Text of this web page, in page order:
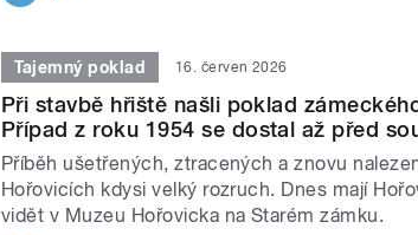
Tajemný poklad 16. červen 2026
Při stavbě hřiště našli poklad
Případ z roku 1954 se dostal až před
Příběh ušetřených, ztracených a znovu
Hořovicích kdysi velký rozruch. Dnes mají
vidět v Muzeu Hořovicka na Starém zámku.